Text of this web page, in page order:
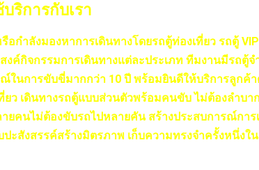
ริการกับเรา
กำลังมองหาการเดินทางโดยรถตู้ท่องเที่ยว รถตู้
ค์กิจกรรมการเดินทางแต่ละประเภท ทีมงานมีรถตู้
ในการขับขี่มากกว่า 10 ปี พร้อมยินดีให้บริการลูกค้
ยว เดินทางรถตู้แบบส่วนตัวพร้อมคนขับ ไม่ต้องลำบา
ายคนไม่ต้องขับรถไปหลายคัน สร้างประสบการณ์กา
ะสังสรรค์สร้างมิตรภาพ เก็บความทรงจำครั้งหนึ่งใ